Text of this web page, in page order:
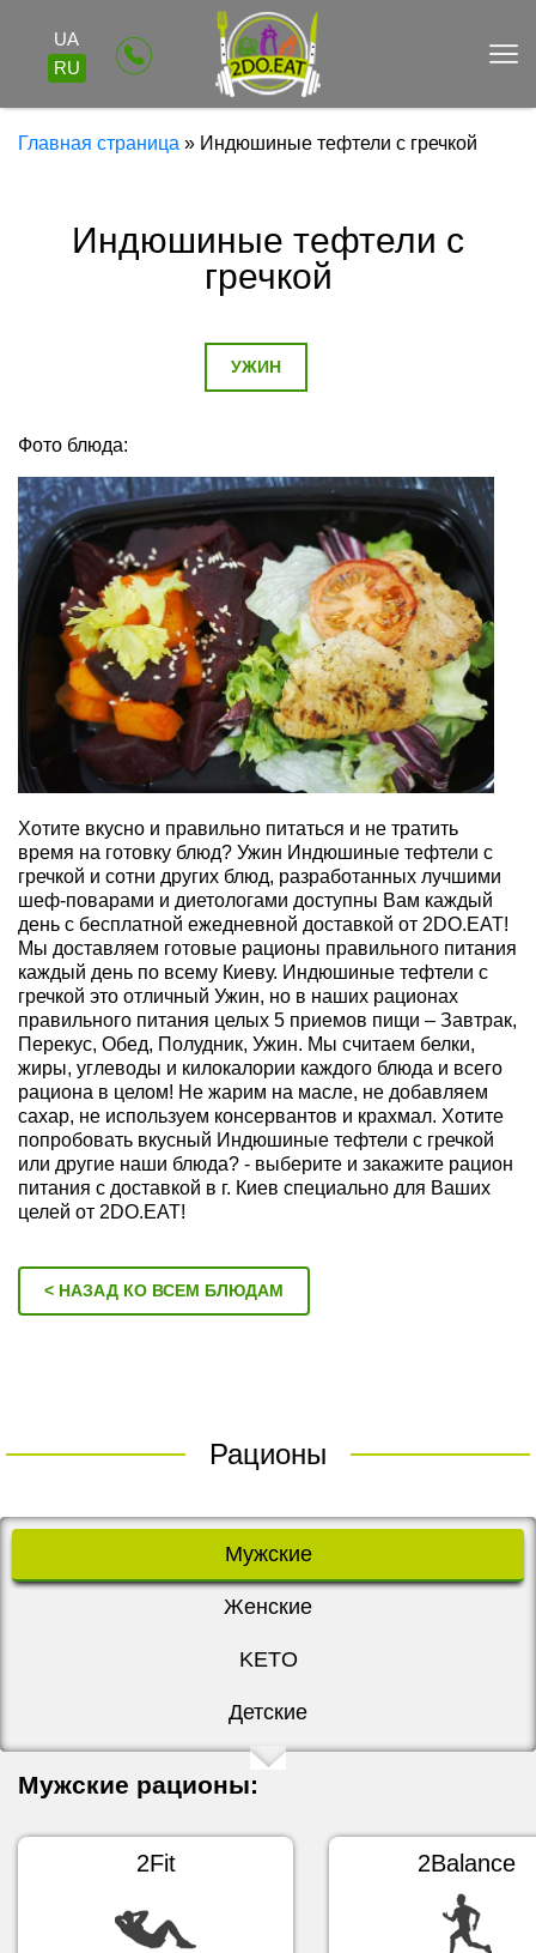
UA
RU
Главная страница » Индюшиные тефтели с гречкой
Индюшиные тефтели с
гречкой
УЖИН
Фото блюда:
Хотите вкусно и правильно питаться и не тратить
время на готовку блюд? Ужин Индюшиные тефтели с
гречкой и сотни других блюд, разработанных лучшими
шеф-поварами и диетологами доступны Вам каждый
день с бесплатной ежедневной доставкой от 2DO.EAT!
Мы доставляем готовые рационы правильного питания
каждый день по всему Киеву. Индюшиные тефтели с
гречкой это отличный Ужин, но в наших рационах
правильного питания целых 5 приемов пищи – Завтрак,
Перекус, Обед, Полудник, Ужин. Мы считаем белки,
жиры, углеводы и килокалории каждого блюда и всего
рациона в целом! Не жарим на масле, не добавляем
сахар, не используем консервантов и крахмал. Хотите
попробовать вкусный Индюшиные тефтели с гречкой
или другие наши блюда? - выберите и закажите рацион
питания с доставкой в г. Киев специально для Ваших
целей от 2DO.EAT!
< НАЗАД КО ВСЕМ БЛЮДАМ
Рационы
Мужские
Женские
KETO
Детские
Мужские рационы:
2Fit 2Balance